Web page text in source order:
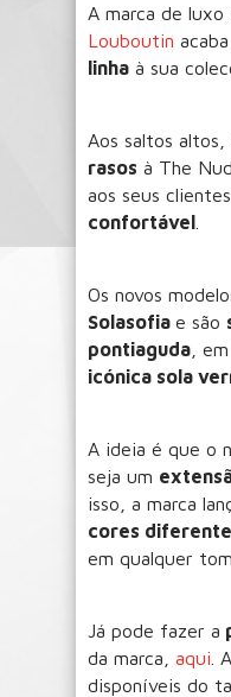
A marca de luxo
Louboutin
linha à sua
Aos saltos altos,
rasos à The
aos seus
confortável
Os novos
Solasofia e são
pontiaguda , em
icónica sola
A ideia é que o
seja um
isso, a marca
cores
em qualquer
Já pode fazer a
da marca, aqui .
disponíveis do